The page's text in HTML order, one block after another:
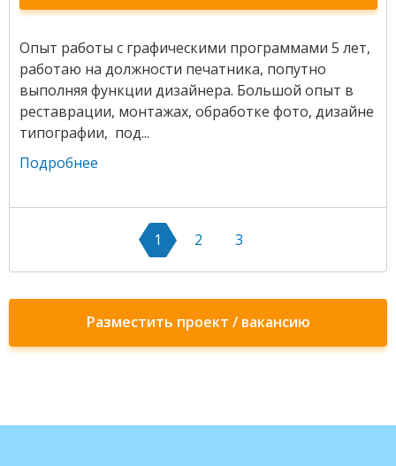
Опыт работы с графическими программами 5 лет,
работаю на должности печатника, попутно
выполняя функции дизайнера. Большой опыт в
реставрации, монтажах, обработке фото, дизайне
типографии, под...
Подробнее
1 2 3
Разместить проект / вакансию